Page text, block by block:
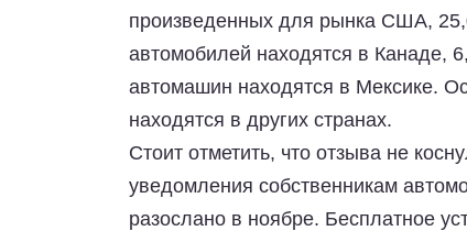
произведенных для рынка США,
автомобилей находятся в Канаде,
автомашин находятся в Мексике.
находятся в других странах.
Стоит отметить, что отзыва не
уведомления собственникам
разослано в ноябре. Бесплатное